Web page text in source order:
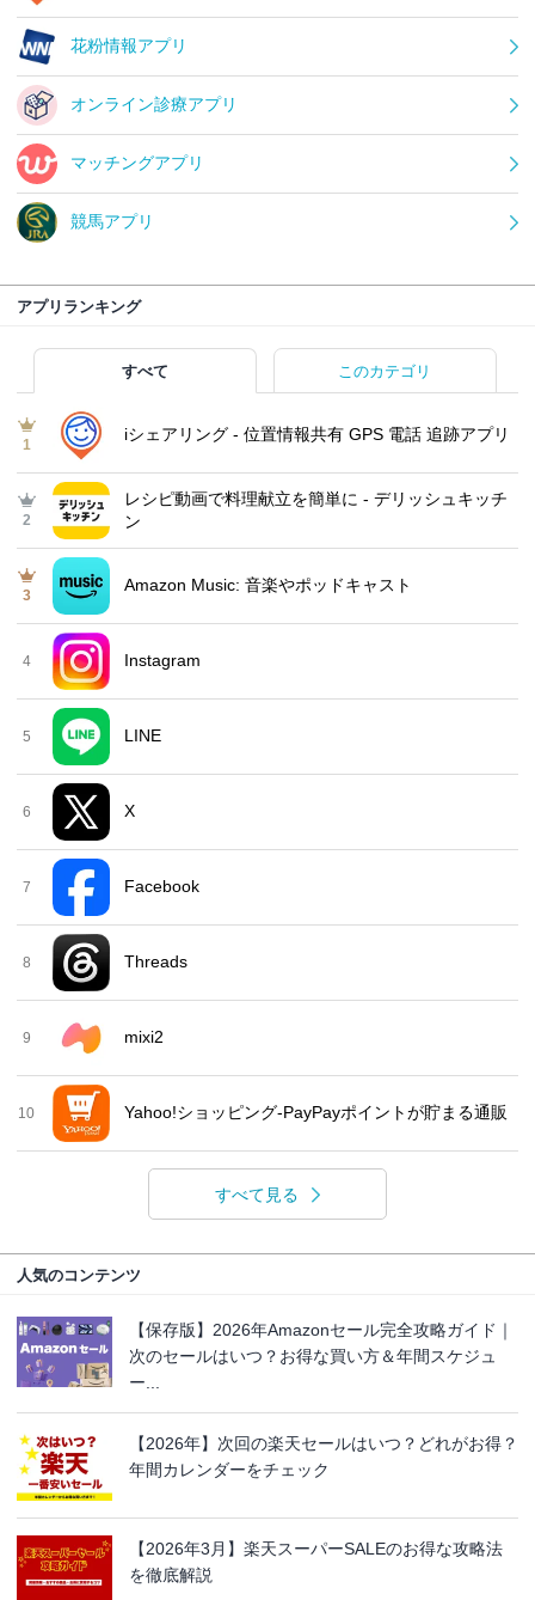
花粉情報アプリ
オンライン診療アプリ
マッチングアプリ
競馬アプリ
アプリランキング
すべて このカテゴリ
1
iシェアリング - 位置情報共有 GPS 電話 追跡アプリ
2
レシピ動画で料理献立を簡単‪に - デリッシュキッチ
ン
3
Amazon Music: 音楽やポッドキャスト
4 Instagram
5 LINE
6 X
7 Facebook
8 Threads
9 mixi2
10 Yahoo!ショッピング-PayPayポイントが貯まる通販
すべて見る
人気のコンテンツ
【保存版】2026年Amazonセール完全攻略ガイド｜
次のセールはいつ？お得な買い方＆年間スケジュ
ー...
【2026年】次回の楽天セールはいつ？どれがお得？
年間カレンダーをチェック
【2026年3月】楽天スーパーSALEのお得な攻略法
を徹底解説